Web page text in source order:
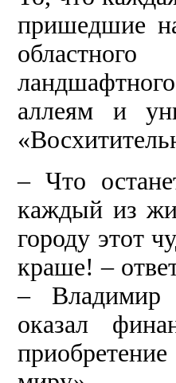
пришедшие
аллеям и
– Что
каждый из
городу этот
краше! –
– Владимир
оказал